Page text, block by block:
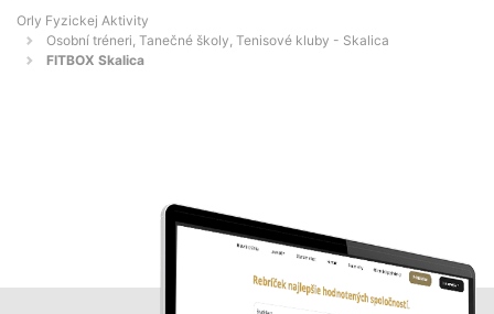
Orly Fyzickej Aktivity
Osobní tréneri, Tanečné školy, Tenisové kluby - Skalica
FITBOX Skalica